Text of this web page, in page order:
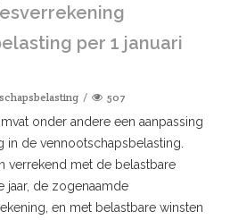
per 1 januari
507
onder andere een aanpassing
in de vennootschapsbelasting.
verrekend met de belastbare
jaar, de zogenaamde
en met belastbare winsten